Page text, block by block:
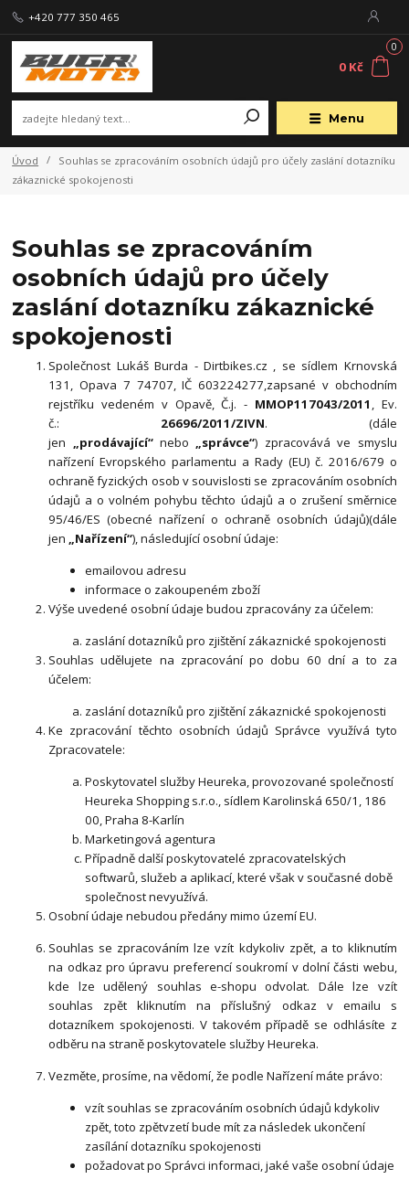
Menu
+420 777 350 465
0
0 Kč
Úvod
Souhlas se zpracováním osobních údajů pro účely zaslání dotazníku
zákaznické spokojenosti
Souhlas se zpracováním
osobních údajů pro účely
zaslání dotazníku zákaznické
spokojenosti
Společnost Lukáš Burda - Dirtbikes.cz , se sídlem Krnovská
131, Opava 7 74707, IČ 603224277,zapsané v obchodním
rejstříku vedeném v Opavě, Č.j. - MMOP117043/2011 , Ev.
č.: 26696/2011/ZIVN. (dále
jen „prodávající“nebo „správce“) zpracovává ve smyslu
nařízení Evropského parlamentu a Rady (EU) č. 2016/679 o
ochraně fyzických osob v souvislosti se zpracováním osobních
údajů a o volném pohybu těchto údajů a o zrušení směrnice
95/46/ES (obecné nařízení o ochraně osobních údajů)(dále
jen „Nařízení“), následující osobní údaje:
emailovou adresu
informace o zakoupeném zboží
Výše uvedené osobní údaje budou zpracovány za účelem:
zaslání dotazníků pro zjištění zákaznické spokojenosti
Souhlas udělujete na zpracování po dobu 60 dní a to za
účelem:
zaslání dotazníků pro zjištění zákaznické spokojenosti
Ke zpracování těchto osobních údajů Správce využívá tyto
Zpracovatele:
Poskytovatel služby Heureka, provozované společností
Heureka Shopping s.r.o., sídlem Karolinská 650/1, 186
00, Praha 8-Karlín
Marketingová agentura
Případně další poskytovatelé zpracovatelských
softwarů, služeb a aplikací, které však v současné době
společnost nevyužívá.
Osobní údaje nebudou předány mimo území EU.
Souhlas se zpracováním lze vzít kdykoliv zpět, a to kliknutím
na odkaz pro úpravu preferencí soukromí v dolní části webu,
kde lze udělený souhlas e-shopu odvolat. Dále lze vzít
souhlas zpět kliknutím na příslušný odkaz v emailu s
dotazníkem spokojenosti. V takovém případě se odhlásíte z
odběru na straně poskytovatele služby Heureka.
Vezměte, prosíme, na vědomí, že podle Nařízení máte právo:
vzít souhlas se zpracováním osobních údajů kdykoliv
zpět, toto zpětvzetí bude mít za následek ukončení
zasílání dotazníku spokojenosti
požadovat po Správci informaci, jaké vaše osobní údaje